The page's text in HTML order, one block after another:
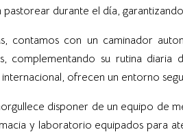
pastorear durante el día,
contamos con un caminador
complementando su rutina
internacional, ofrecen un entorno
disponer de un equipo de
y laboratorio equipados para